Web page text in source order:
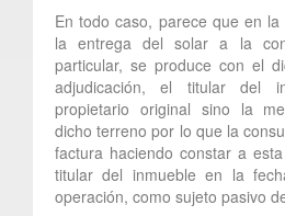
En todo caso, parece que en
la entrega del solar a la
particular, se produce con el
adjudicación, el titular del
propietario original sino la
dicho terreno por lo que la
factura haciendo constar a
titular del inmueble en la
operación, como sujeto pasivo